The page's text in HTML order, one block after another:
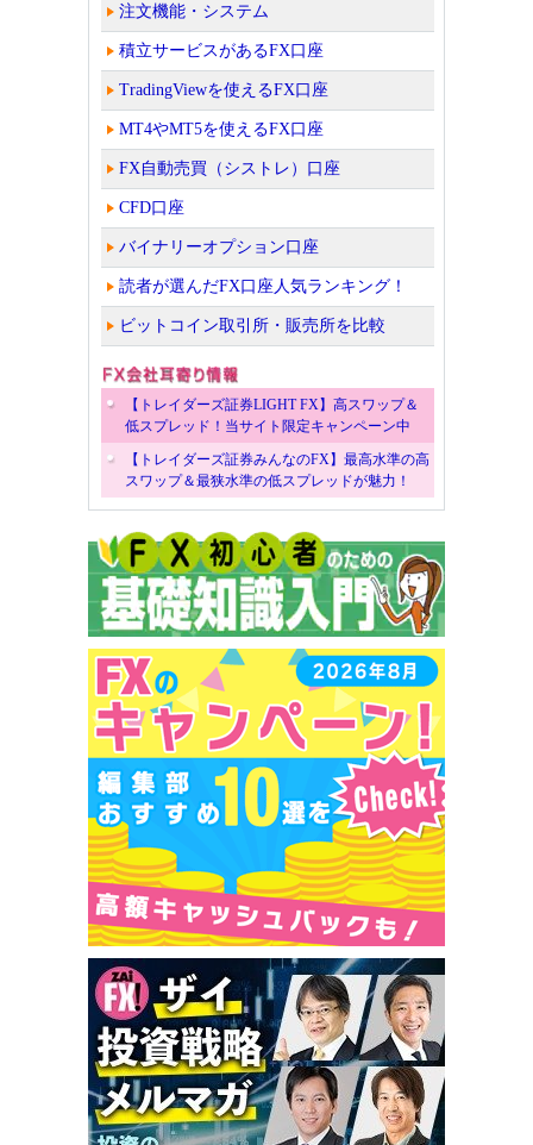
注文機能・システム
積立サービスがあるFX口座
TradingViewを使えるFX口座
MT4やMT5を使えるFX口座
FX自動売買（シストレ）口座
CFD口座
バイナリーオプション口座
読者が選んだFX口座人気ランキング！
ビットコイン取引所・販売所を比較
【トレイダーズ証券LIGHT FX】高スワップ＆
低スプレッド！当サイト限定キャンペーン中
【トレイダーズ証券みんなのFX】最高水準の高
スワップ＆最狭水準の低スプレッドが魅力！